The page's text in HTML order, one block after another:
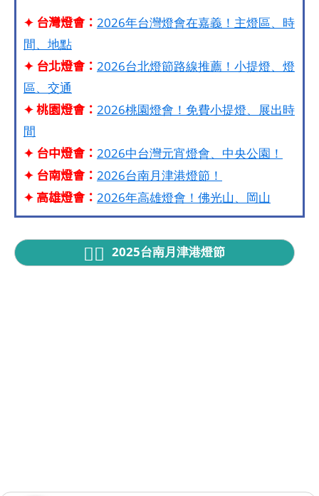
✦ 台灣燈會： 2026年台灣燈會在嘉義！主燈區、時
間、地點
✦ 台北燈會： 2026台北燈節路線推薦！小提燈、燈
區、交通
✦ 桃園燈會： 2026桃園燈會！免費小提燈、展出時
間
✦ 台中燈會： 2026中台灣元宵燈會、中央公園！
✦ 台南燈會： 2026台南月津港燈節！
✦ 高雄燈會： 2026年高雄燈會！佛光山、岡山
2025台南月津港燈節